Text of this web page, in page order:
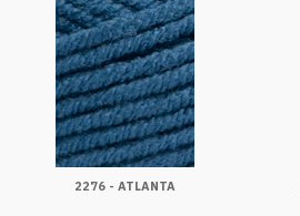
2276 - ATLANTA